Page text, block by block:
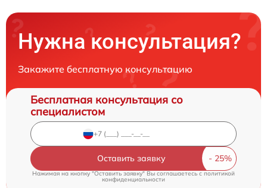
Нужна консультация?
Закажите бесплатную консультацию
Бесплатная консультация со
специалистом
Оставить заявку
Нажимая на кнопку "Оставить заявку" Вы соглашаетесь cполитикой
конфиденциальности